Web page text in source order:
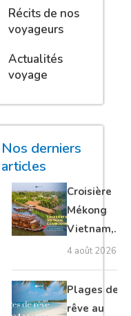
Récits de nos
voyageurs
Actualités
voyage
Nos derniers
articles
Croisière
Mékong
Vietnam,
Cambodge
et Laos :
guide
complet
4 août 2026
Plages de
rêve au